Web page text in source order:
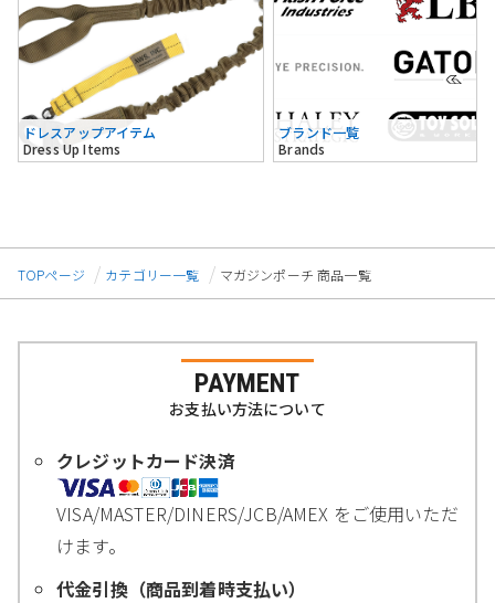
ドレスアップアイテム
Dress Up Items
ブランド一覧
Brands
TOPページ カテゴリー一覧 マガジンポーチ 商品一覧
PAYMENT
お支払い方法について
クレジットカード決済
VISA/MASTER/DINERS/JCB/AMEX をご使用いただ
けます。
代金引換（商品到着時支払い）